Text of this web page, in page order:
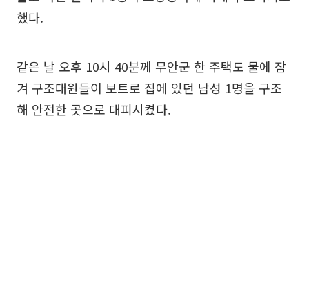
했다.
같은 날 오후 10시 40분께 무안군 한 주택도 물에 잠
겨 구조대원들이 보트로 집에 있던 남성 1명을 구조
해 안전한 곳으로 대피시켰다.